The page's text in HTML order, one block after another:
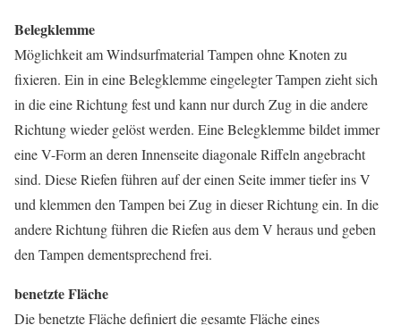
Belegklemme
Möglichkeit am Windsurfmaterial Tampen ohne Knoten zu
fixieren. Ein in eine Belegklemme eingelegter Tampen zieht sich
in die eine Richtung fest und kann nur durch Zug in die andere
Richtung wieder gelöst werden. Eine Belegklemme bildet immer
eine V-Form an deren Innenseite diagonale Riffeln angebracht
sind. Diese Riefen führen auf der einen Seite immer tiefer ins V
und klemmen den Tampen bei Zug in dieser Richtung ein. In die
andere Richtung führen die Riefen aus dem V heraus und geben
den Tampen dementsprechend frei.
benetzte Fläche
Die benetzte Fläche definiert die gesamte Fläche eines